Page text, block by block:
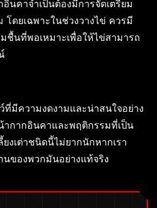
นคาจำเป็นต้องมีการจัดเตรียม
ดยเฉพาะในช่วงวางไข่ ควรมี
นที่พอเหมาะเพื่อให้ไข่สามารถ
ที่มีความงดงามและน่าสนใจอย่าง
ากากอินคาและพฤติกรรมที่เป็น
งเต่าชนิดนี้ไม่ยากนักหากเรา
นของพวกมันอย่างแท้จริง